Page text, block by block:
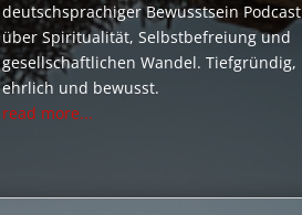
deutschsprachiger Bewusstsein Podcast
über Spiritualität, Selbstbefreiung und
gesellschaftlichen Wandel. Tiefgründig,
ehrlich und bewusst.
read more...